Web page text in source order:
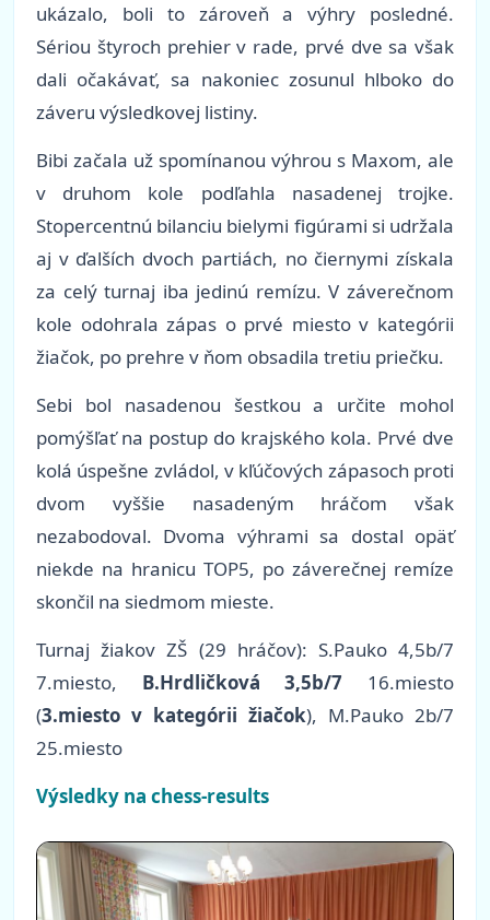
ukázalo, boli to zároveň a výhry posledné.
Sériou štyroch prehier v rade, prvé dve sa však
dali očakávať, sa nakoniec zosunul hlboko do
záveru výsledkovej listiny.
Bibi začala už spomínanou výhrou s Maxom, ale
v druhom kole podľahla nasadenej trojke.
Stopercentnú bilanciu bielymi figúrami si udržala
aj v ďalších dvoch partiách, no čiernymi získala
za celý turnaj iba jedinú remízu. V záverečnom
kole odohrala zápas o prvé miesto v kategórii
žiačok, po prehre v ňom obsadila tretiu priečku.
Sebi bol nasadenou šestkou a určite mohol
pomýšľať na postup do krajského kola. Prvé dve
kolá úspešne zvládol, v kľúčových zápasoch proti
dvom vyššie nasadeným hráčom však
nezabodoval. Dvoma výhrami sa dostal opäť
niekde na hranicu TOP5, po záverečnej remíze
skončil na siedmom mieste.
Turnaj žiakov ZŠ (29 hráčov): S.Pauko 4,5b/7
7.miesto, B.Hrdličková 3,5b/7 16.miesto
(3.miesto v kategórii žiačok), M.Pauko 2b/7
25.miesto
Výsledky na chess-results